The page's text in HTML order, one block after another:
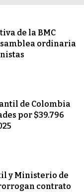
de la BMC
ordinaria
de Colombia
por $39.796
y Ministerio de
contrato